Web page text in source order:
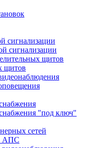
сигнализации
сигнализации
щитов
щитов
"под ключ"
сетей
АПС